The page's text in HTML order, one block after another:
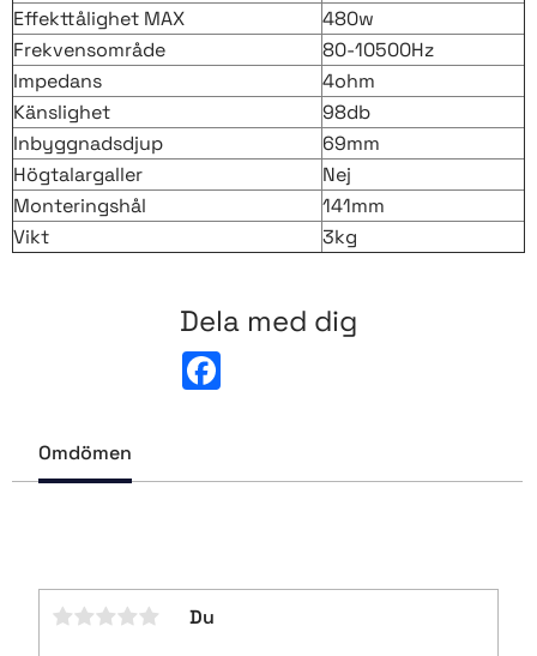
Effekttålighet MAX
480w
Frekvensområde
80-10500Hz
Impedans
4ohm
Känslighet
98db
Inbyggnadsdjup
69mm
Högtalargaller
Nej
Monteringshål
141mm
Vikt
3kg
Dela med dig
o
Omdömen
Du